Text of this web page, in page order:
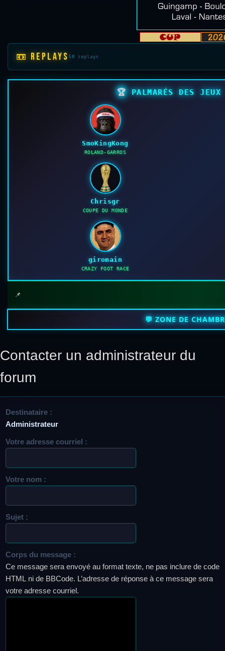
📼 REPLAYS 50 replays
🏆 PALMARÉS DES
SmoKingKong
ROLAND-GARROS
Chrisgr
COUPE DU MONDE
giromain
CRAZY FOOT RACE
📌
💬 ZONE DE
Contacter un administrateur du
forum
Destinataire :
Administrateur
Votre adresse courriel :
Votre nom :
Sujet :
Corps du message :
Ce message sera envoyé au format texte, ne pas inclure de code
HTML ni de BBCode. L’adresse de réponse à ce message sera
votre adresse courriel.